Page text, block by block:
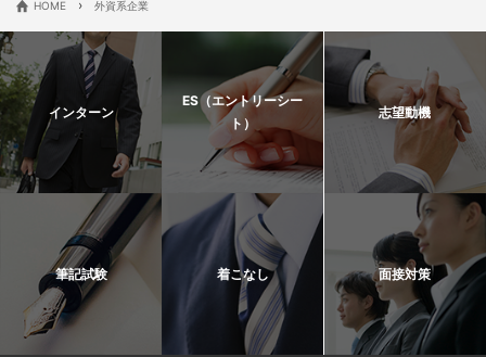
HOME › 外資系企業
インターン
ES（エントリーシー
ト）
志望動機
筆記試験 着こなし 面接対策